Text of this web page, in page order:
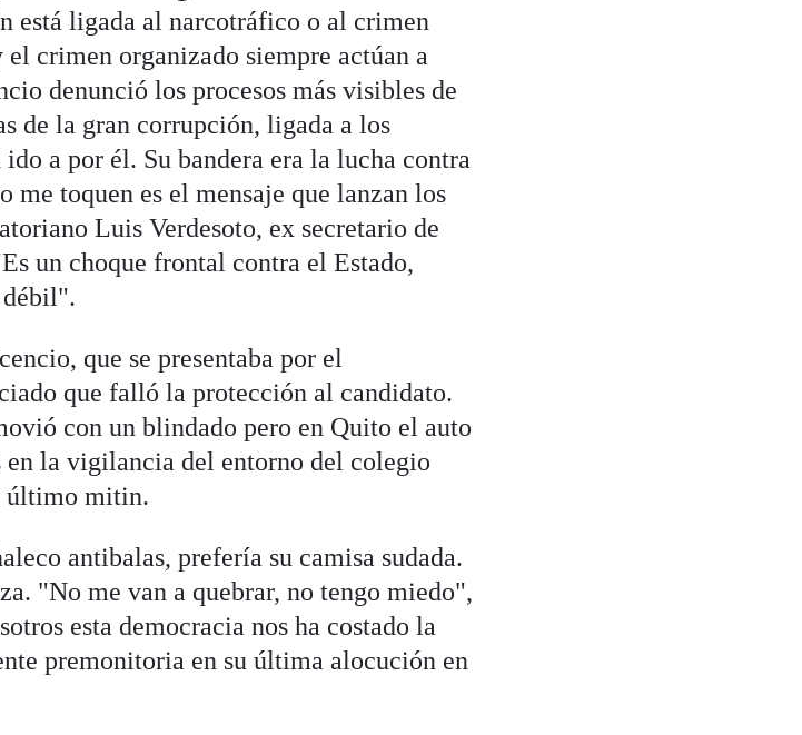
está ligada al narcotráfico o al crimen
crimen organizado siempre actúan a
denunció los procesos más visibles de
de la gran corrupción, ligada a los
a por él. Su bandera era la lucha contra
toquen es el mensaje que lanzan los
Luis Verdesoto, ex secretario de
un choque frontal contra el Estado,
débil".
que se presentaba por el
que falló la protección al candidato.
con un blindado pero en Quito el auto
en la vigilancia del entorno del colegio
último mitin.
antibalas, prefería su camisa sudada.
"No me van a quebrar, no tengo miedo",
esta democracia nos ha costado la
premonitoria en su última alocución en